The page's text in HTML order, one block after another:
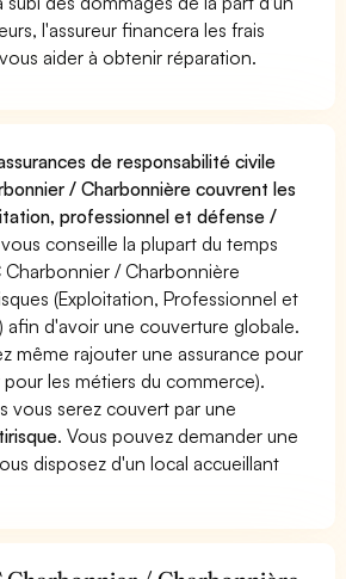
l'assureur financera les frais
aider à obtenir réparation.
de responsabilité civile
/ Charbonnière couvrent les
professionnel et défense /
conseille la plupart du temps
Charbonnier / Charbonnière
(Exploitation, Professionnel et
afin d'avoir une couverture globale.
même rajouter une assurance pour
les métiers du commerce).
vous serez couvert par une
. Vous pouvez demander une
disposez d'un local accueillant